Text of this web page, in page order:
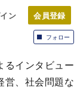
ン
フォロー
るインタビュー
営、社会問題な